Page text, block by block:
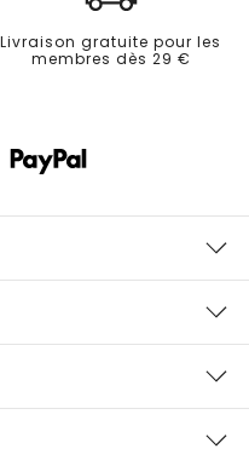
Livraison gratuite pour les
membres dès 29 €